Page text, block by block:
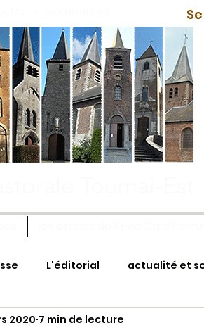
L'éditorial actualité et
annonces paroissiales
2020 7 min de lecture